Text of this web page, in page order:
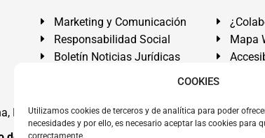
COOKIES
Utilizamos cookies de terceros y de analítica para poder
necesidades y por ello, es necesario aceptar las cookies para
correctamente.
Marketing y Comunicación
Responsabilidad Social
Boletín Noticias Jurídicas
Mapa
El Médano, Granadilla de Abona, Santa Cruz de